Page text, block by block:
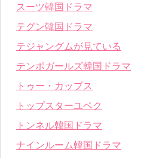
スーツ韓国ドラマ
テグン韓国ドラマ
テジャングムが見ている
テンポガールズ韓国ドラマ
トゥー・カップス
トップスターユベク
トンネル韓国ドラマ
ナインルーム韓国ドラマ